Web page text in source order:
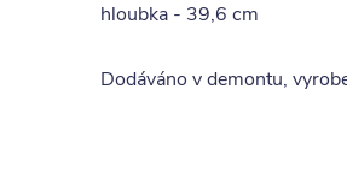
hloubka - 39,6 cm
Dodáváno v demontu,